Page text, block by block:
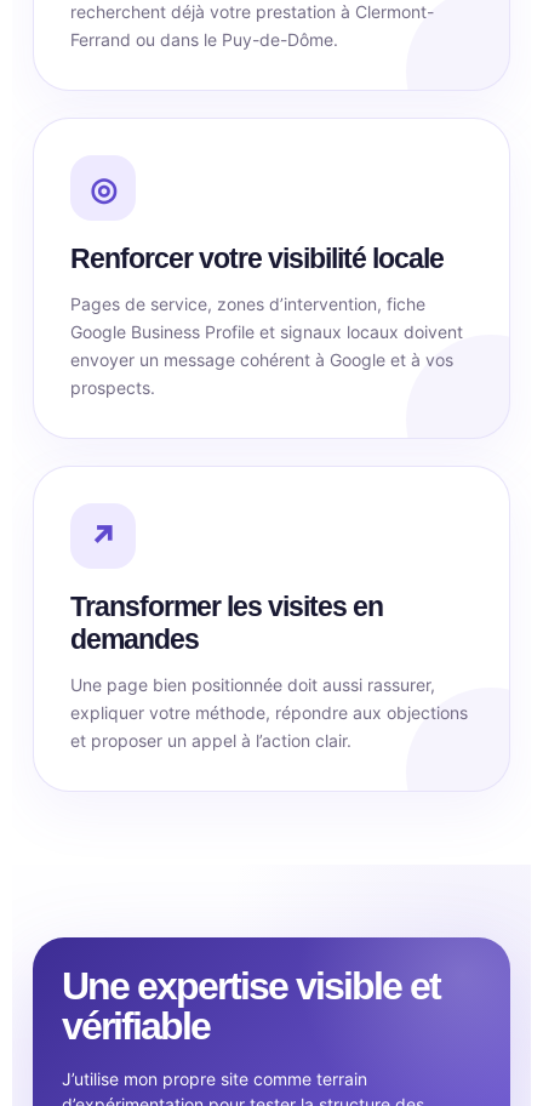
recherchent déjà votre prestation à Clermont-
Ferrand ou dans le Puy-de-Dôme.
◎
Renforcer votre visibilité locale
Pages de service, zones d’intervention, fiche
Google Business Profile et signaux locaux doivent
envoyer un message cohérent à Google et à vos
prospects.
↗
Transformer les visites en
demandes
Une page bien positionnée doit aussi rassurer,
expliquer votre méthode, répondre aux objections
et proposer un appel à l’action clair.
Une expertise visible et
vérifiable
J’utilise mon propre site comme terrain